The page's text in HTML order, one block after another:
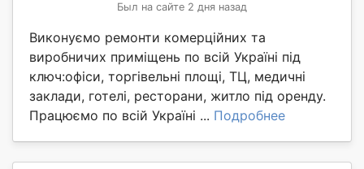
Был на сайте 2 дня назад
Виконуємо ремонти комерційних та
виробничих приміщень по всій Україні під
ключ:офіси, торгівельні площі, ТЦ, медичні
заклади, готелі, ресторани, житло під оренду.
Працюємо по всій Україні ... Подробнее